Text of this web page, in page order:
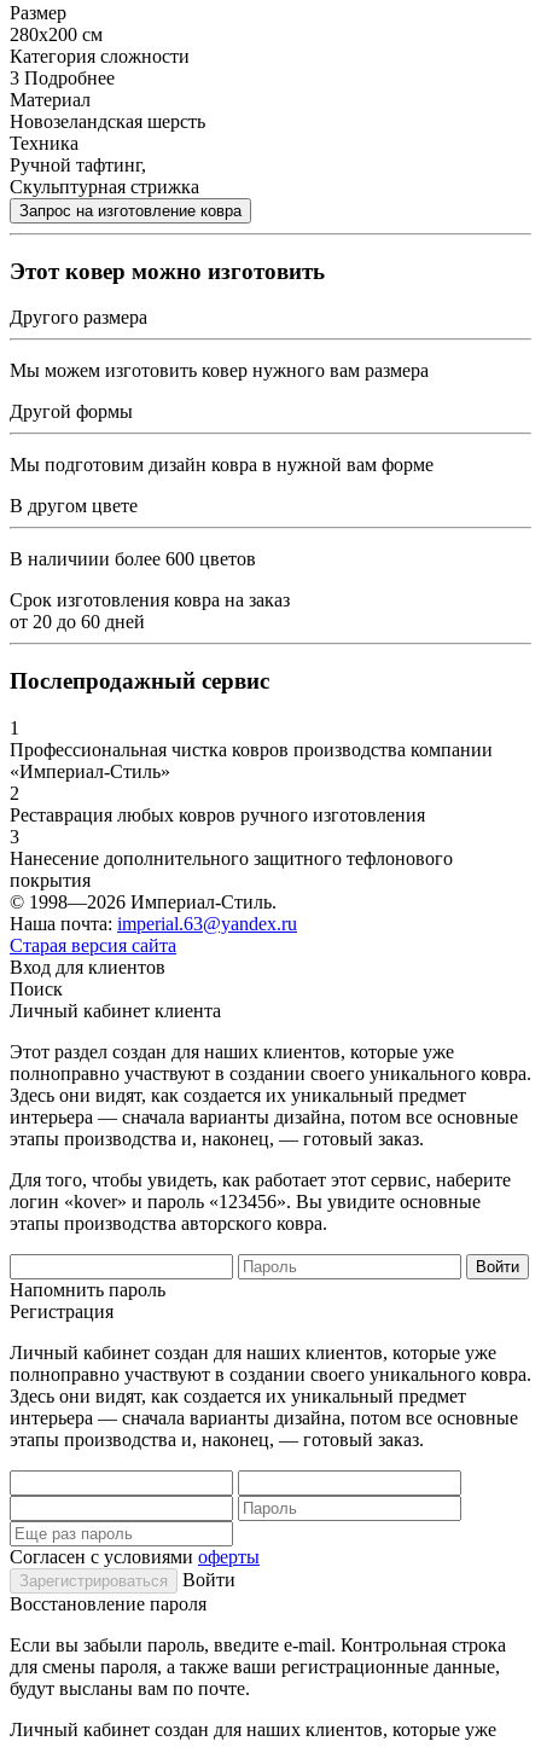
Размер
280x200 см
Категория сложности
3 Подробнее
Материал
Новозеландская шерсть
Техника
Ручной тафтинг,
Скульптурная стрижка
Этот ковер можно изготовить
Другого размера
Мы можем изготовить ковер нужного вам размера
Другой формы
Мы подготовим дизайн ковра в нужной вам форме
В другом цвете
В наличиии более 600 цветов
Срок изготовления ковра на заказ
от 20 до 60 дней
Послепродажный сервис
1
Профессиональная чистка ковров производства компании
«Империал-Стиль»
2
Реставрация любых ковров ручного изготовления
3
Нанесение дополнительного защитного тефлонового
покрытия
© 1998—2026 Империал-Стиль.
Наша почта: imperial.63@yandex.ru
Старая версия сайта
Вход для клиентов
Поиск
Личный кабинет клиента
Этот раздел создан для наших клиентов, которые уже
полноправно участвуют в создании своего уникального ковра.
Здесь они видят, как создается их уникальный предмет
интерьера — сначала варианты дизайна, потом все основные
этапы производства и, наконец, — готовый заказ.
Для того, чтобы увидеть, как работает этот сервис, наберите
логин «kover» и пароль «123456». Вы увидите основные
этапы производства авторского ковра.
Напомнить пароль
Регистрация
Личный кабинет создан для наших клиентов, которые уже
полноправно участвуют в создании своего уникального ковра.
Здесь они видят, как создается их уникальный предмет
интерьера — сначала варианты дизайна, потом все основные
этапы производства и, наконец, — готовый заказ.
Согласен с условиями оферты
Войти
Восстановление пароля
Если вы забыли пароль, введите e-mail. Контрольная строка
для смены пароля, а также ваши регистрационные данные,
будут высланы вам по почте.
Личный кабинет создан для наших клиентов, которые уже